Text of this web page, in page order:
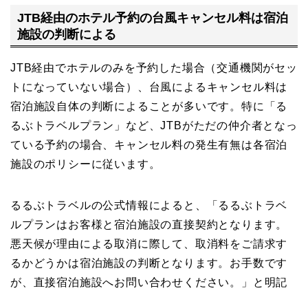
JTB経由のホテル予約の台風キャンセル料は宿泊
施設の判断による
JTB経由でホテルのみを予約した場合（交通機関がセッ
トになっていない場合）、台風によるキャンセル料は
宿泊施設自体の判断によることが多いです。特に「る
るぶトラベルプラン」など、JTBがただの仲介者となっ
ている予約の場合、キャンセル料の発生有無は各宿泊
施設のポリシーに従います。
るるぶトラベルの公式情報によると、「るるぶトラベ
ルプランはお客様と宿泊施設の直接契約となります。
悪天候が理由による取消に際して、取消料をご請求す
るかどうかは宿泊施設の判断となります。お手数です
が、直接宿泊施設へお問い合わせください。」と明記